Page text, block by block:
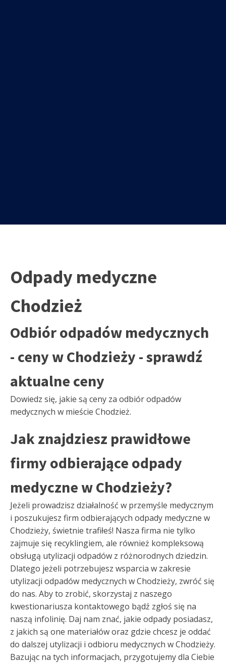
Odpady medyczne
Chodzież
Odbiór odpadów medycznych
- ceny w Chodzieży - sprawdź
aktualne ceny
Dowiedz się, jakie są ceny za odbiór odpadów
medycznych w mieście Chodzież.
Jak znajdziesz prawidłowe
firmy odbierające odpady
medyczne w Chodzieży?
Jeżeli prowadzisz działalność w przemyśle medycznym
i poszukujesz firm odbierających odpady medyczne w
Chodzieży, świetnie trafiłeś! Nasza firma nie tylko
zajmuje się recyklingiem, ale również kompleksową
obsługą utylizacji odpadów z różnorodnych dziedzin.
Dlatego jeżeli potrzebujesz wsparcia w zakresie
utylizacji odpadów medycznych w Chodzieży, zwróć się
do nas. Aby to zrobić, skorzystaj z naszego
kwestionariusza kontaktowego bądź zgłoś się na
naszą infolinię. Daj nam znać, jakie odpady posiadasz,
z jakich są one materiałów oraz gdzie chcesz je oddać
do dalszej utylizacji i odbioru medycznych w Chodzieży.
Bazując na tych informacjach, przygotujemy dla Ciebie